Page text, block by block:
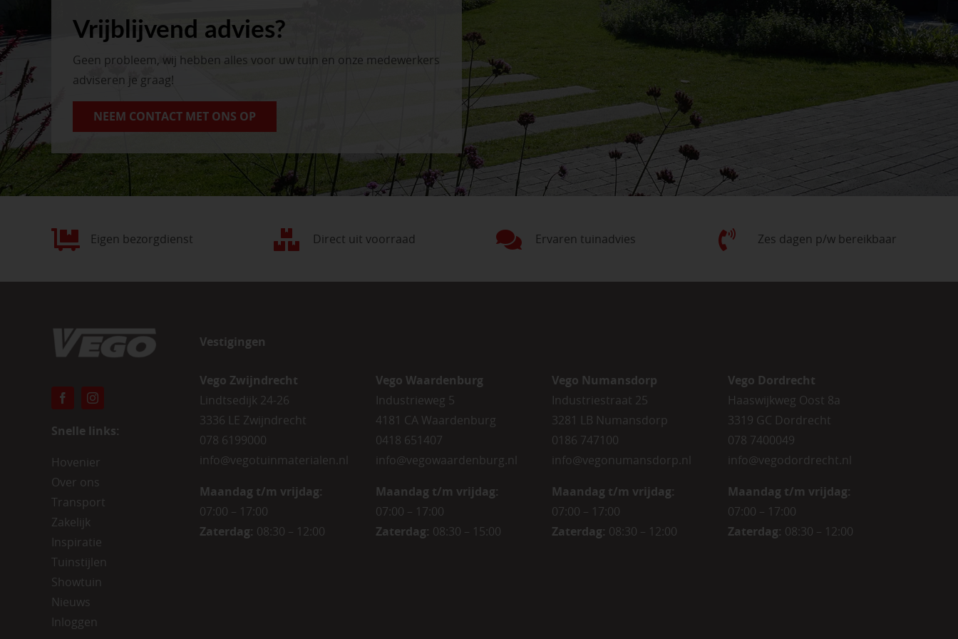
Vrijblijvend advies?
Geen probleem, wij hebben alles voor uw tuin en onze medewerkers
adviseren je graag!
NEEM CONTACT MET ONS OP
Eigen bezorgdienst Direct uit voorraad Ervaren tuinadvies Zes dagen p/w bereikbaar
Snelle links:
Hovenier
Over ons
Transport
Zakelijk
Inspiratie
Tuinstijlen
Showtuin
Nieuws
Inloggen
Vestigingen
Vego Zwijndrecht
Lindtsedijk 24-26
3336 LE Zwijndrecht
078 6199000
info@vegotuinmaterialen.nl
Maandag t/m vrijdag:
07:00 – 17:00
Zaterdag: 08:30 – 12:00
Vego Waardenburg
Industrieweg 5
4181 CA Waardenburg
0418 651407
info@vegowaardenburg.nl
Maandag t/m vrijdag:
07:00 – 17:00
Zaterdag: 08:30 – 15:00
Vego Numansdorp
Industriestraat 25
3281 LB Numansdorp
0186 747100
info@vegonumansdorp.nl
Maandag t/m vrijdag:
07:00 – 17:00
Zaterdag: 08:30 – 12:00
Vego Dordrecht
Haaswijkweg Oost 8a
3319 GC Dordrecht
078 7400049
info@vegodordrecht.nl
Maandag t/m vrijdag:
07:00 – 17:00
Zaterdag: 08:30 – 12:00